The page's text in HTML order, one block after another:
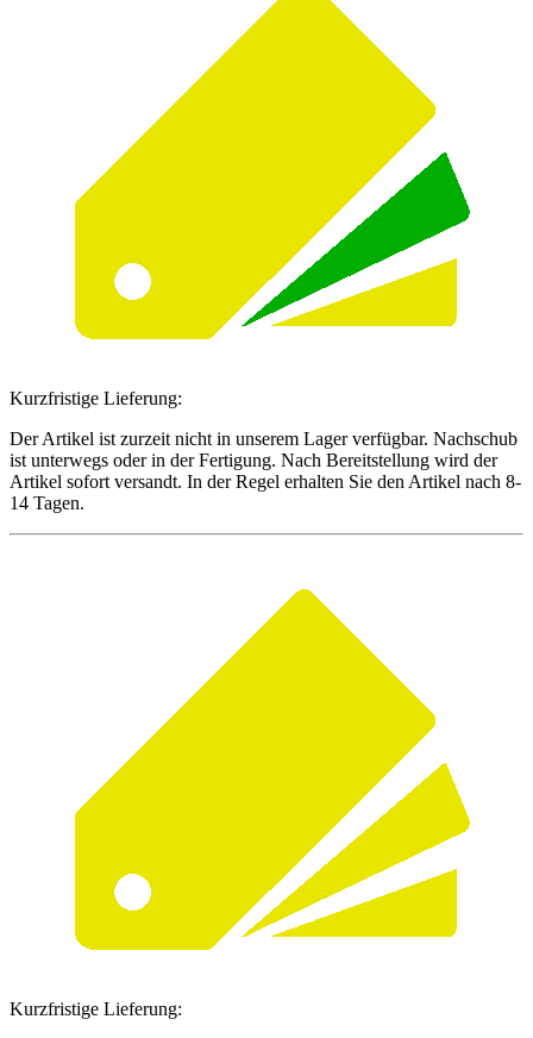
Kurzfristige Lieferung:
Der Artikel ist zurzeit nicht in unserem Lager verfügbar. Nachschub
ist unterwegs oder in der Fertigung. Nach Bereitstellung wird der
Artikel sofort versandt. In der Regel erhalten Sie den Artikel nach 8-
14 Tagen.
Kurzfristige Lieferung: